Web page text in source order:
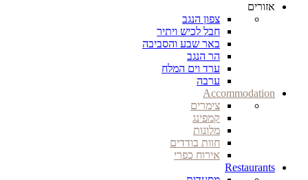
אזורים
צפון הנגב
חבל לכיש ויתיר
באר שבע והסביבה
הר הנגב
ערד וים המלח
ערבה
Accommodation
צימרים
קמפינג
מלונות
חוות בודדים
אירוח כפרי
Restaurants